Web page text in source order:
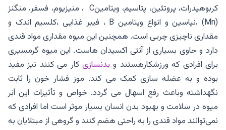
کربوهیدرات، پروتئین، پتاسیم، ویتامینC ، منیزیوم، فسفر، منگنز
(Mn) ،نیاسین و انواع ویتامین B ، فیبر غذایی ،کلسیم اندک و
مقداری ناچیزی چربی است. همچنین این میوه مقداری مواد قندی
دارد و حاوی بسیاری از آنتی اکسیدان هاست. این میوه گرمسیری
برای افرادی که ورزشکارهستند و بدنسازی کار می کنند نیز مفید
بوده و به عضله سازی کمک می کند. موز فشار خون را ثابت
نگهداشته وباعث رفع اسهال می گردد. خواص و تأثیرات این اَبَر
میوه در سلامت و بهبود بدن انسان بسیار موثر است اما افرادی که
نمی‌توانند مواد قندی را به‌ راحتی هضم کنند و گروهی از مبتلایان به